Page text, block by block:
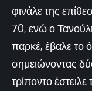
φινάλε της
70, ενώ ο
παρκέ, έβαλε το
σημειώνοντας
τρίποντο